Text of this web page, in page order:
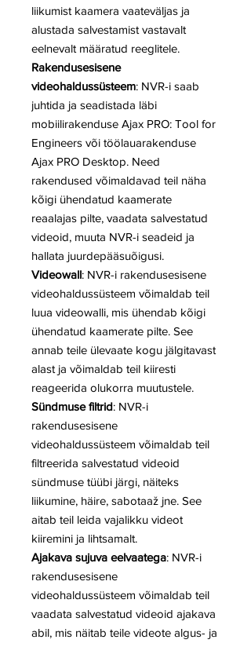
liikumist kaamera vaateväljas ja
alustada salvestamist vastavalt
eelnevalt määratud reeglitele.
Rakendusesisene
videohaldussüsteem: NVR-i saab
juhtida ja seadistada läbi
mobiilirakenduse Ajax PRO: Tool for
Engineers või töölauarakenduse
Ajax PRO Desktop. Need
rakendused võimaldavad teil näha
kõigi ühendatud kaamerate
reaalajas pilte, vaadata salvestatud
videoid, muuta NVR-i seadeid ja
hallata juurdepääsuõigusi.
Videowall: NVR-i rakendusesisene
videohaldussüsteem võimaldab teil
luua videowalli, mis ühendab kõigi
ühendatud kaamerate pilte. See
annab teile ülevaate kogu jälgitavast
alast ja võimaldab teil kiiresti
reageerida olukorra muutustele.
Sündmuse filtrid: NVR-i
rakendusesisene
videohaldussüsteem võimaldab teil
filtreerida salvestatud videoid
sündmuse tüübi järgi, näiteks
liikumine, häire, sabotaaž jne. See
aitab teil leida vajalikku videot
kiiremini ja lihtsamalt.
Ajakava sujuva eelvaatega: NVR-i
rakendusesisene
videohaldussüsteem võimaldab teil
vaadata salvestatud videoid ajakava
abil, mis näitab teile videote algus- ja